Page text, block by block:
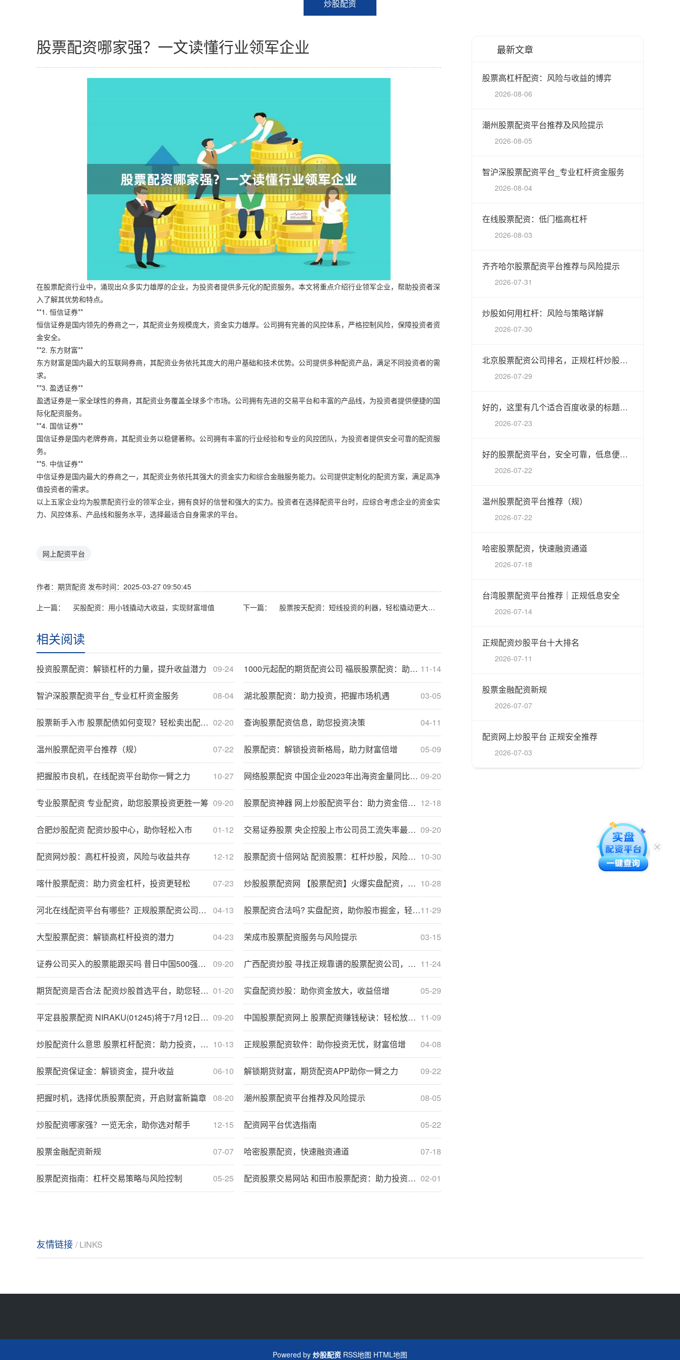
炒股配资
股票配资哪家强？一文读懂行业领军企业
在股票配资行业中，涌现出众多实力雄厚的企业，为投资者提供多元化的配资服务。本文将重点介绍行业领军企业，帮助投资者深
入了解其优势和特点。
**1. 恒信证券**
恒信证券是国内领先的券商之一，其配资业务规模庞大，资金实力雄厚。公司拥有完善的风控体系，严格控制风险，保障投资者资
金安全。
**2. 东方财富**
东方财富是国内最大的互联网券商，其配资业务依托其庞大的用户基础和技术优势。公司提供多种配资产品，满足不同投资者的需
求。
**3. 盈透证券**
盈透证券是一家全球性的券商，其配资业务覆盖全球多个市场。公司拥有先进的交易平台和丰富的产品线，为投资者提供便捷的国
际化配资服务。
**4. 国信证券**
国信证券是国内老牌券商，其配资业务以稳健著称。公司拥有丰富的行业经验和专业的风控团队，为投资者提供安全可靠的配资服
务。
**5. 中信证券**
中信证券是国内最大的券商之一，其配资业务依托其强大的资金实力和综合金融服务能力。公司提供定制化的配资方案，满足高净
值投资者的需求。
以上五家企业均为股票配资行业的领军企业，拥有良好的信誉和强大的实力。投资者在选择配资平台时，应综合考虑企业的资金实
力、风控体系、产品线和服务水平，选择最适合自身需求的平台。
网上配资平台
作者：期货配资 发布时间：2025-03-27 09:50:45
上一篇： 买股配资：用小钱撬动大收益，实现财富增值 下一篇： 股票按天配资：短线投资的利器，轻松撬动更大收益
相关阅读
09-24
投资股票配资：解锁杠杆的力量，提升收益潜力 11-14
1000元起配的期货配资公司 福辰股票配资：助力股市投资，放大收益空间
08-04
智沪深股票配资平台_专业杠杆资金服务 03-05
湖北股票配资：助力投资，把握市场机遇
02-20
股票新手入市 股票配债如何变现？轻松卖出配债获利 04-11
查询股票配资信息，助您投资决策
07-22
温州股票配资平台推荐（规） 05-09
股票配资：解锁投资新格局，助力财富倍增
10-27
把握股市良机，在线配资平台助你一臂之力 09-20
网络股票配资 中国企业2023年出海资金量同比增长11% 步入“有中国根基的全球企业”的重资产模式
09-20
专业股票配资 专业配资，助您股票投资更胜一筹 12-18
股票配资神器 网上炒股配资平台：助力资金倍增，实现财富梦想
01-12
合肥炒股配资 配资炒股中心，助你轻松入市 09-20
交易证券股票 央企控股上市公司员工流失率最低为0 供应链披露有待提升
12-12
配资网炒股：高杠杆投资，风险与收益共存 10-30
股票配资十倍网站 配资股票：杠杆炒股，风险与收益并存
07-23
喀什股票配资：助力资金杠杆，投资更轻松 10-28
炒股股票配资网 【股票配资】火爆实盘配资，让你股市闪耀辉煌！
04-13
河北在线配资平台有哪些？正规股票配资公司推荐 11-29
股票配资合法吗? 实盘配资，助你股市掘金，轻松倍增收益
04-23
大型股票配资：解锁高杠杆投资的潜力 03-15
荣成市股票配资服务与风险提示
09-20
证券公司买入的股票能跟买吗 昔日中国500强房企宣告退市！未能按期支付债务累计逾百亿元 11-24
广西配资炒股 寻找正规靠谱的股票配资公司，保障投资安全
01-20
期货配资是否合法 配资炒股首选平台，助您轻松致富 05-29
实盘配资炒股：助你资金放大，收益倍增
09-20
平定县股票配资 NIRAKU(01245)将于7月12日派发末期股息每股0.17日元 11-09
中国股票配资网上 股票配资赚钱秘诀：轻松放大收益
10-13
炒股配资什么意思 股票杠杆配资：助力投资，放大收益 04-08
正规股票配资软件：助你投资无忧，财富倍增
06-10
股票配资保证金：解锁资金，提升收益 09-22
解锁期货财富，期货配资APP助你一臂之力
08-20
把握时机，选择优质股票配资，开启财富新篇章 08-05
潮州股票配资平台推荐及风险提示
12-15
炒股配资哪家强？一览无余，助你选对帮手 05-22
配资网平台优选指南
07-07
股票金融配资新规 07-18
哈密股票配资，快速融资通道
05-25
股票配资指南：杠杆交易策略与风险控制 02-01
配资股票交易网站 和田市股票配资：助力投资，成就财富梦想
最新文章
股票高杠杆配资：风险与收益的博弈
2026-08-06
潮州股票配资平台推荐及风险提示
2026-08-05
智沪深股票配资平台_专业杠杆资金服务
2026-08-04
在线股票配资：低门槛高杠杆
2026-08-03
齐齐哈尔股票配资平台推荐与风险提示
2026-07-31
炒股如何用杠杆：风险与策略详解
2026-07-30
北京股票配资公司排名，正规杠杆炒股平台推荐
2026-07-29
好的，这里有几个适合百度收录的标题，均控制在以内，并融入了“网上炒股配资”这个核心关键词：
2026-07-23
好的股票配资平台，安全可靠，低息便捷，助您稳健投资。
2026-07-22
温州股票配资平台推荐（规）
2026-07-22
哈密股票配资，快速融资通道
2026-07-18
台湾股票配资平台推荐｜正规低息安全
2026-07-14
正规配资炒股平台十大排名
2026-07-11
股票金融配资新规
2026-07-07
配资网上炒股平台 正规安全推荐
2026-07-03
友情链接 / LINKS
Powered by 炒股配资 RSS地图 HTML地图